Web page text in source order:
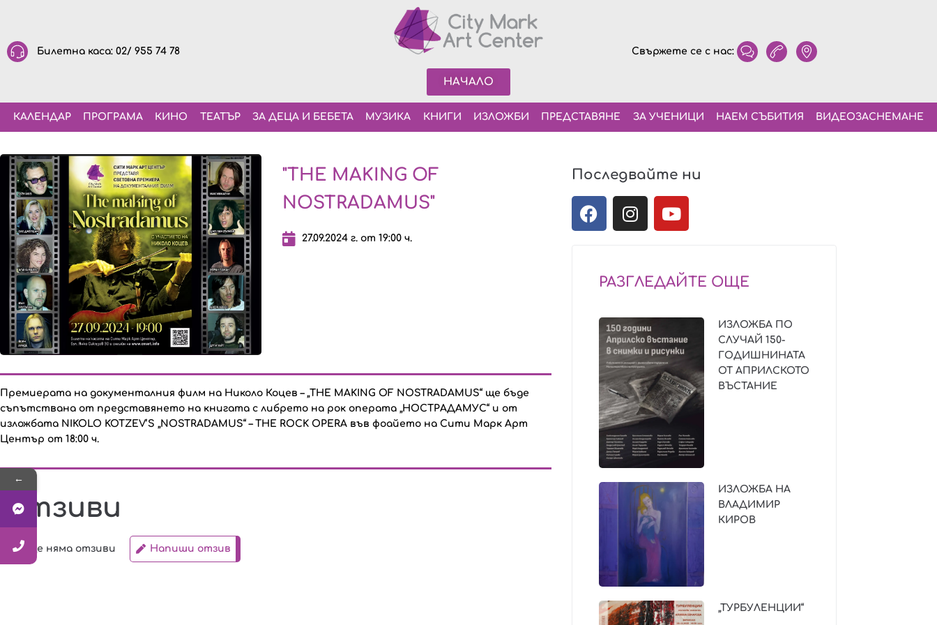
Билетна каса: 02/ 955 74 78
НАЧАЛО
Свържете се с нас:
КАЛЕНДАР ПРОГРАМА КИНО ТЕАТЪР ЗА ДЕЦА И БЕБЕТА МУЗИКА КНИГИ ИЗЛОЖБИ ПРЕДСТАВЯНЕ ЗА УЧЕНИЦИ НАЕМ СЪБИТИЯ ВИДЕОЗАСНЕМАНЕ
"THE MAKING OF
NOSTRADAMUS"
27.09.2024 г. от 19:00 ч.
Премиерата на документалния филм на Николо Коцев – „THE MAKING OF NOSTRADAMUS“ ще бъде
съпътствана от представянето на книгата с либрето на рок операта „НОСТРАДАМУС“ и от
изложбата NIKOLO KOTZEV’S „NOSTRADAMUS“ – THE ROCK OPERA във фоайето на Сити Марк Арт
Център от 18:00 ч.
Отзиви
Все още няма отзиви Напиши отзив
Последвайте ни
РАЗГЛЕДАЙТЕ ОЩЕ
ИЗЛОЖБА ПО
СЛУЧАЙ 150-
ГОДИШНИНАТА
ОТ АПРИЛСКОТО
ВЪСТАНИЕ
ИЗЛОЖБА НА
ВЛАДИМИР
КИРОВ
„ТУРБУЛЕНЦИИ“
←